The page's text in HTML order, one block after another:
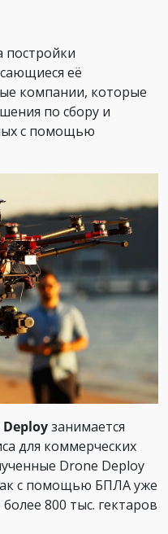
постройки
её
компании, которые
по сбору и
с помощью
занимается
для коммерческих
Drone Deploy
с помощью БПЛА уже
800 тыс. гектаров